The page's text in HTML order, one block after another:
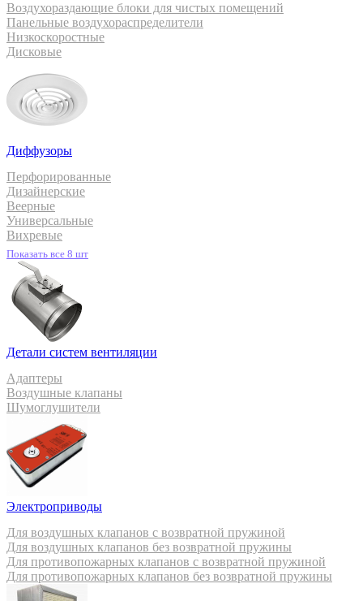
Воздухораздающие блоки для чистых помещений
Панельные воздухораспределители
Низкоскоростные
Дисковые
Диффузоры
Перфорированные
Дизайнерские
Веерные
Универсальные
Вихревые
Показать все 8 шт
Детали систем вентиляции
Адаптеры
Воздушные клапаны
Шумоглушители
Электроприводы
Для воздушных клапанов с возвратной пружиной
Для воздушных клапанов без возвратной пружины
Для противопожарных клапанов с возвратной пружиной
Для противопожарных клапанов без возвратной пружины